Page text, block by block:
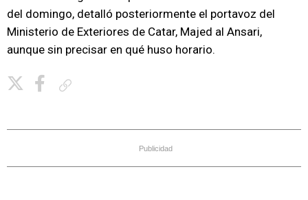
del domingo, detalló posteriormente el portavoz del
Ministerio de Exteriores de Catar, Majed al Ansari,
aunque sin precisar en qué huso horario.
Publicidad